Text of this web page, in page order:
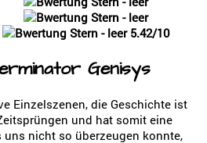
5.42/10
Genisys
Einzelszenen, die Geschichte ist
und hat somit eine
uns nicht so überzeugen konnte,